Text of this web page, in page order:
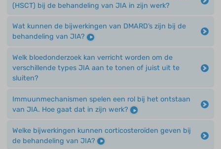
(HSCT) bij de behandeling van JIA in zijn werk?
Wat kunnen de bijwerkingen van DMARD’s zijn bij de
behandeling van JIA?
Welk bloedonderzoek kan verricht worden om de
verschillende types JIA aan te tonen of juist uit te
sluiten?
Immuunmechanismen spelen een rol bij het ontstaan
van JIA. Hoe gaat dat in zijn werk?
Welke bijwerkingen kunnen corticosteroïden geven bij
de behandeling van JIA?